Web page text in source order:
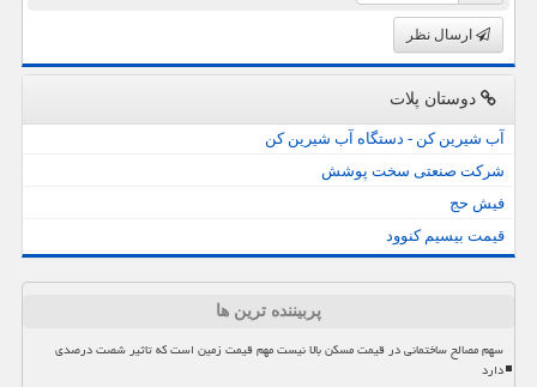
ارسال نظر
دوستان پلات
آب شیرین کن - دستگاه آب شیرین کن
شرکت صنعتی سخت پوشش
فیش حج
قیمت بیسیم کنوود
پربیننده ترین ها
سهم مصالح ساختمانی در قیمت مسکن بالا نیست مهم قیمت زمین است که تاثیر شصت درصدی
دارد